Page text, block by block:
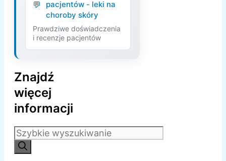
pacjentów - leki na
choroby skóry
Prawdziwe doświadczenia
i recenzje pacjentów
Znajdź
więcej
informacji
Szukaj: